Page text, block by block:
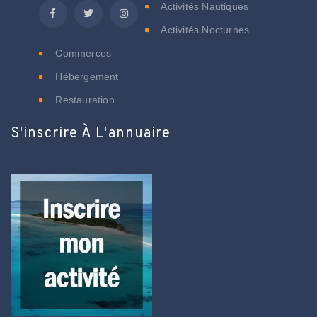
Activités Nautiques
Activités Nocturnes
Commerces
Hébergement
Restauration
S'inscrire À L'annuaire